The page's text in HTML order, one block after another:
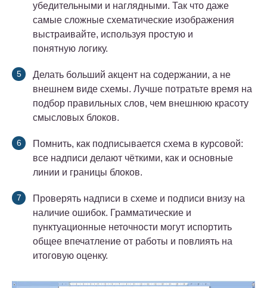
убедительными и наглядными. Так что даже
самые сложные схематические изображения
выстраивайте, используя простую и
понятную логику.
Делать больший акцент на содержании, а не
внешнем виде схемы. Лучше потратьте время на
подбор правильных слов, чем внешнюю красоту
смысловых блоков.
Помнить, как подписывается схема в курсовой:
все надписи делают чёткими, как и основные
линии и границы блоков.
Проверять надписи в схеме и подписи внизу на
наличие ошибок. Грамматические и
пунктуационные неточности могут испортить
общее впечатление от работы и повлиять на
итоговую оценку.